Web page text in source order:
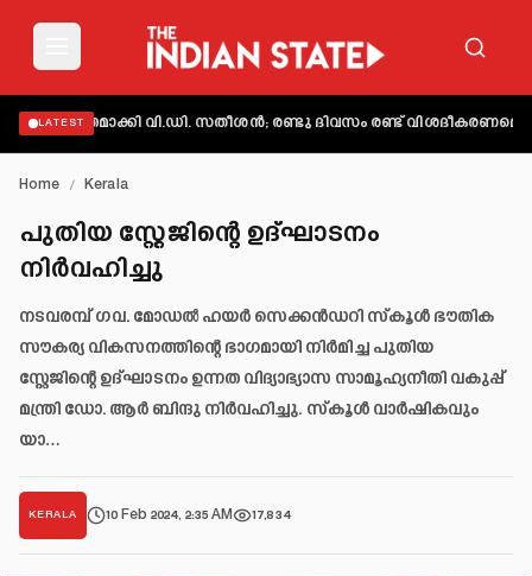
LATEST
വ്യക്തമാക്കി വി.ഡി. സതീശൻ; രണ്ടു ദിവസം രണ്ട് വിശദീകരണമെന്ന്
Home / Kerala
പുതിയ സ്റ്റേജിന്റെ ഉദ്ഘാടനം
നിർവഹിച്ചു
നടവരമ്പ് ഗവ. മോഡൽ ഹയർ സെക്കൻഡറി സ്കൂൾ ഭൗതിക
സൗകര്യ വികസനത്തിന്റെ ഭാഗമായി നിർമിച്ച പുതിയ
സ്റ്റേജിന്റെ ഉദ്ഘാടനം ഉന്നത വിദ്യാഭ്യാസ സാമൂഹ്യനീതി വകുപ്പ്
മന്ത്രി ഡോ. ആർ ബിന്ദു നിർവഹിച്ചു. സ്കൂൾ വാർഷികവും
യാ…
KERALA 10 Feb 2024, 2:35 AM 17,834